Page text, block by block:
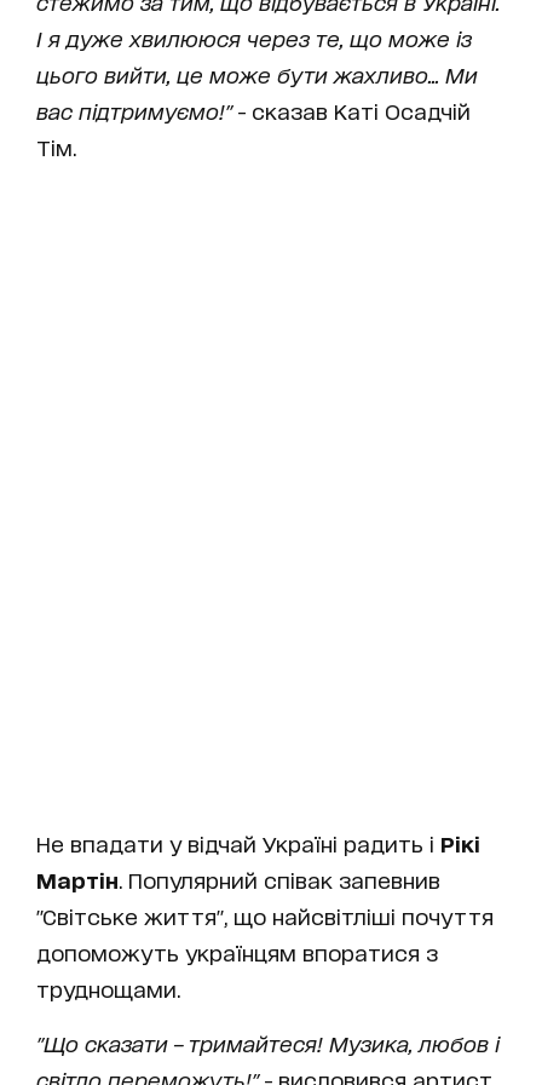
І я дуже хвилююся через те, що може із
цього вийти, це може бути жахливо... Ми
вас підтримуємо!"- сказав Каті Осадчій
Тім.
Не впадати у відчай Україні радить і Рікі
Мартін . Популярний співак запевнив
"Світське життя", що найсвітліші почуття
допоможуть українцям впоратися з
труднощами.
"Що сказати – тримайтеся! Музика, любов і
світло переможуть!"- висловився артист.